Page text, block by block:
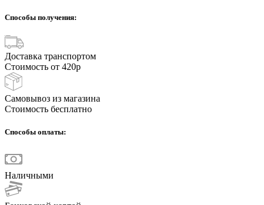
Способы получения:
Доставка транспортом
Стоимость от 420р
Самовывоз из магазина
Стоимость бесплатно
Способы оплаты:
Наличными